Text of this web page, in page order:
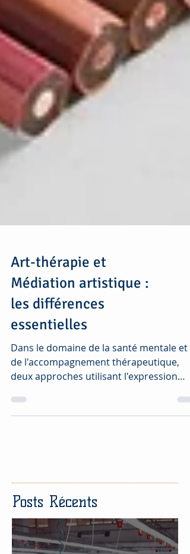
Art-thérapie et
Médiation artistique :
les différences
essentielles
Dans le domaine de la santé mentale et
Posts Récents